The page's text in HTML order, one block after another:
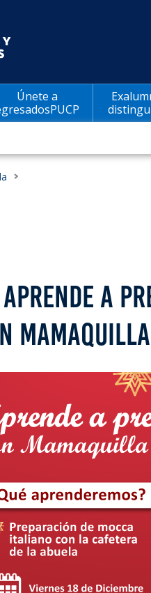
Únete a
A